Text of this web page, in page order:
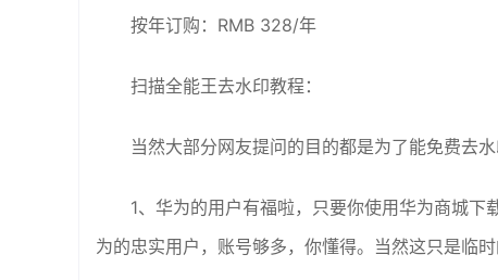
按年订购：RMB 328/年
扫描全能王去水印教程：
当然大部分网友提问的目的都是为了能免费去
1、华为的用户有福啦，只要你使用华为商城
为的忠实用户，账号够多，你懂得。当然这只是临时